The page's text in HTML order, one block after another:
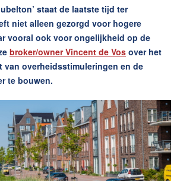
worden
Nieuwe kansen voor starters op
de Leidse woningmarkt
Lees de blog vanVincent de Vos
staat de laatste tijd ter
niet alleen gezorgd voor hogere
vooral ook voor ongelijkheid op de
broker/owner Vincent de Vos over het
van overheidsstimuleringen en de
te bouwen.